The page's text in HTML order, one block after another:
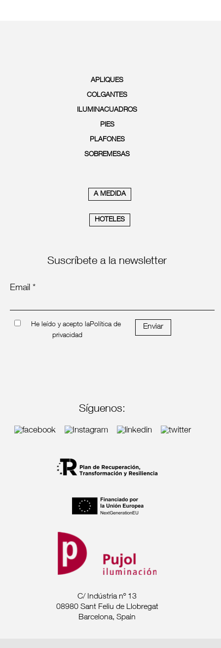
APLIQUES
COLGANTES
ILUMINACUADROS
PIES
PLAFONES
SOBREMESAS
A MEDIDA
HOTELES
Suscríbete a la newsletter
Email *
He leído y acepto laPolítica de
privacidad
Enviar
Síguenos:
C/ Indústria nº 13
08980 Sant Feliu de Llobregat
Barcelona, Spain